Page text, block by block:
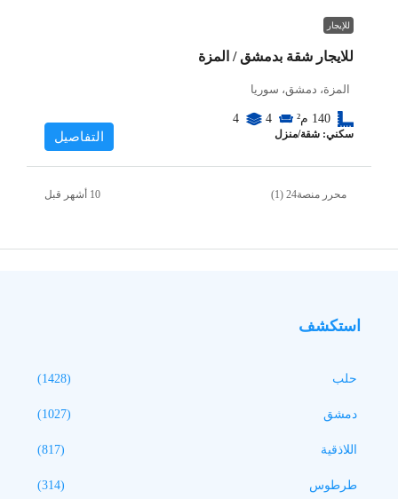
للإيجار
للايجار شقة بدمشق / المزة
المزة، دمشق، سوريا
140 م² 4
4
سكني: شقة/منزل التفاصيل
محرر منصة24 (1)
استكشف
حلب (1428)
دمشق (1027)
اللاذقية (817)
طرطوس (314)